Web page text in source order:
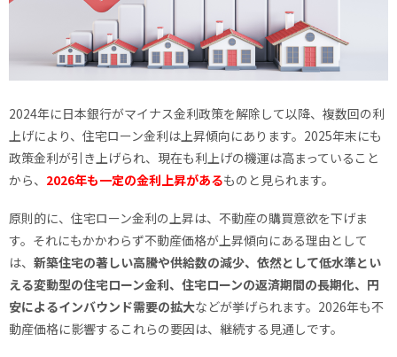
2024年に日本銀行がマイナス金利政策を解除して以降、複数回の利
上げにより、住宅ローン金利は上昇傾向にあります。2025年末にも
政策金利が引き上げられ、現在も利上げの機運は高まっていること
から、 2026年も一定の金利上昇があるものと見られます。
原則的に、住宅ローン金利の上昇は、不動産の購買意欲を下げま
す。それにもかかわらず不動産価格が上昇傾向にある理由として
は、 新築住宅の著しい高騰や供給数の減少、依然として低水準とい
える変動型の住宅ローン金利、住宅ローンの返済期間の長期化、円
安によるインバウンド需要の拡大などが挙げられます。2026年も不
動産価格に影響するこれらの要因は、継続する見通しです。